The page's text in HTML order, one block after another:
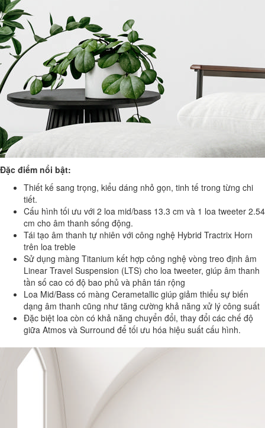
Đặc điểm nổi bật:
Thiết kế sang trọng, kiểu dáng nhỏ gọn, tinh tế trong từng chi
tiết.
Cấu hình tối ưu với 2 loa mid/bass 13.3 cm và 1 loa tweeter 2.54
cm cho âm thanh sống động.
Tái tạo âm thanh tự nhiên với công nghệ Hybrid Tractrix Horn
trên loa treble
Sử dụng màng Titanium kết hợp công nghệ vòng treo định âm
Linear Travel Suspension (LTS) cho loa tweeter, giúp âm thanh
tần số cao có độ bao phủ và phân tán rộng
Loa Mid/Bass có màng Cerametallic giúp giảm thiểu sự biến
dạng âm thanh cũng như tăng cường khả năng xử lý công suất
Đặc biệt loa còn có khả năng chuyển đổi, thay đổi các chế độ
giữa Atmos và Surround để tối ưu hóa hiệu suất cấu hình.